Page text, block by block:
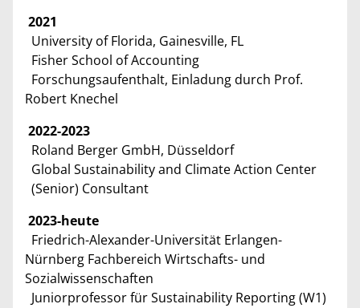
2021
University of Florida, Gainesville, FL
Fisher School of Accounting
Forschungsaufenthalt, Einladung durch Prof.
Robert Knechel
2022-2023
Roland Berger GmbH, Düsseldorf
Global Sustainability and Climate Action Center
(Senior) Consultant
2023-heute
Friedrich-Alexander-Universität Erlangen-
Nürnberg Fachbereich Wirtschafts- und
Sozialwissenschaften
Juniorprofessor für Sustainability Reporting (W1)